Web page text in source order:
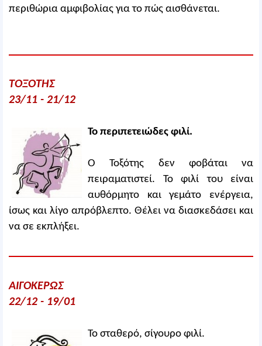
περιθώρια αμφιβολίας για το πώς αισθάνεται.
ΤΟΞΟΤΗΣ
23/11 - 21/12
Το περιπετειώδες φιλί.
Ο Τοξότης δεν φοβάται να
πειραματιστεί. Το φιλί του είναι
αυθόρμητο και γεμάτο ενέργεια,
ίσως και λίγο απρόβλεπτο. Θέλει να διασκεδάσει και
να σε εκπλήξει.
ΑΙΓΟΚΕΡΩΣ
22/12 - 19/01
Το σταθερό, σίγουρο φιλί.